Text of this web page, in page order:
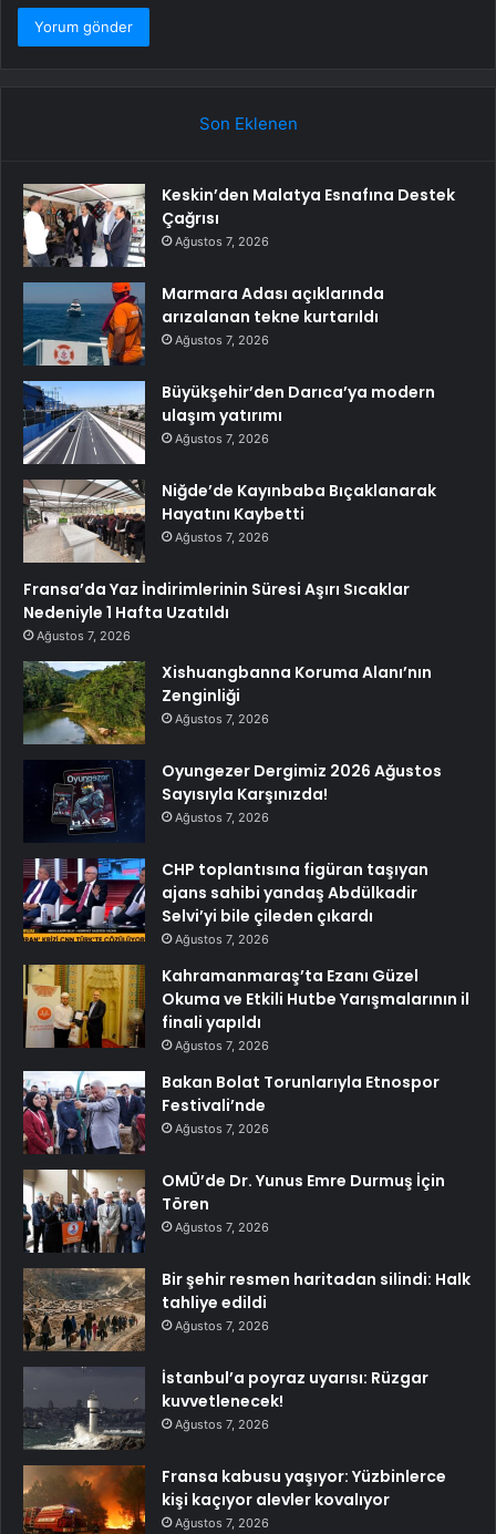
Son Eklenen
Keskin’den Malatya Esnafına Destek
Çağrısı
Ağustos 7, 2026
Marmara Adası açıklarında
arızalanan tekne kurtarıldı
Ağustos 7, 2026
Büyükşehir’den Darıca’ya modern
ulaşım yatırımı
Ağustos 7, 2026
Niğde’de Kayınbaba Bıçaklanarak
Hayatını Kaybetti
Ağustos 7, 2026
Fransa’da Yaz İndirimlerinin Süresi Aşırı Sıcaklar
Nedeniyle 1 Hafta Uzatıldı
Ağustos 7, 2026
Xishuangbanna Koruma Alanı’nın
Zenginliği
Ağustos 7, 2026
Oyungezer Dergimiz 2026 Ağustos
Sayısıyla Karşınızda!
Ağustos 7, 2026
CHP toplantısına figüran taşıyan
ajans sahibi yandaş Abdülkadir
Selvi’yi bile çileden çıkardı
Ağustos 7, 2026
Kahramanmaraş’ta Ezanı Güzel
Okuma ve Etkili Hutbe Yarışmalarının il
finali yapıldı
Ağustos 7, 2026
Bakan Bolat Torunlarıyla Etnospor
Festivali’nde
Ağustos 7, 2026
OMÜ’de Dr. Yunus Emre Durmuş İçin
Tören
Ağustos 7, 2026
Bir şehir resmen haritadan silindi: Halk
tahliye edildi
Ağustos 7, 2026
İstanbul’a poyraz uyarısı: Rüzgar
kuvvetlenecek!
Ağustos 7, 2026
Fransa kabusu yaşıyor: Yüzbinlerce
kişi kaçıyor alevler kovalıyor
Ağustos 7, 2026